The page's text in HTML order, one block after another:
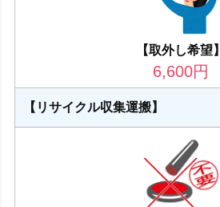
【取外し希望】
6,600円
【リサイクル収集運搬】